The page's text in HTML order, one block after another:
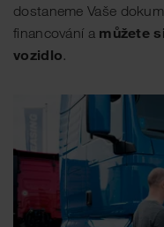
dostaneme Vaše
financování a můžete
vozidlo.